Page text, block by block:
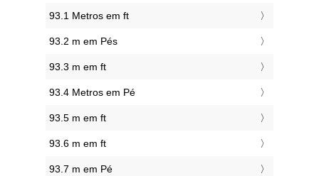
93.1 Metros em ft
93.2 m em Pés
93.3 m em ft
93.4 Metros em Pé
93.5 m em ft
93.6 m em ft
93.7 m em Pé